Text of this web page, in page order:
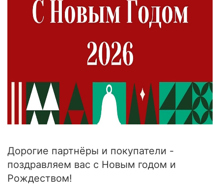
Дорогие партнёры и покупатели -
поздравляем вас с Новым годом и
Рождеством!